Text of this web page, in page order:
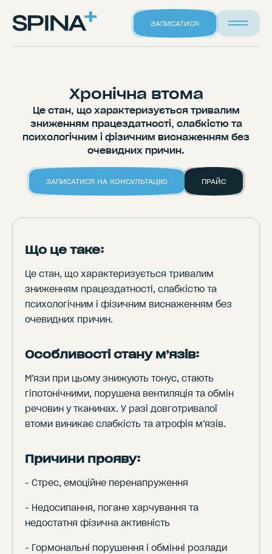
ЗАПИСАТИСЯ
Хронічна втома
Це стан, що характеризується тривалим
зниженням працездатності, слабкістю та
психологічним і фізичним виснаженням без
очевидних причин.
ЗАПИСАТИСЯ НА КОНСУЛЬТАЦІЮ ПРАЙС
Що це таке:
Це стан, що характеризується тривалим
зниженням працездатності, слабкістю та
психологічним і фізичним виснаженням без
очевидних причин.
Особливості стану м’язів:
М’язи при цьому знижують тонус, стають
гіпотонічними, порушена вентиляція та обмін
речовин у тканинах. У разі довготривалої
втоми виникає слабкість та атрофія м’язів.
Причини прояву:
- Стрес, емоційне перенапруження
- Недосипання, погане харчування та
недостатня фізична активність
- Гормональні порушення і обмінні розлади